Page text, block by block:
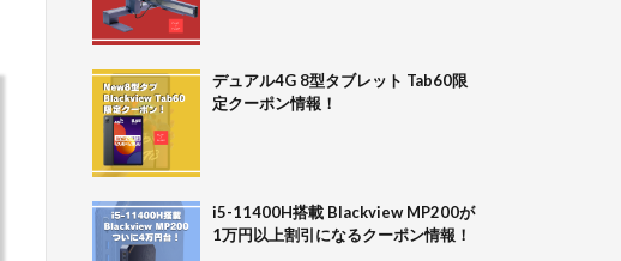
デュアル4G 8型タブレット Tab60限
定クーポン情報！
i5-11400H搭載 Blackview MP200が
1万円以上割引になるクーポン情報！